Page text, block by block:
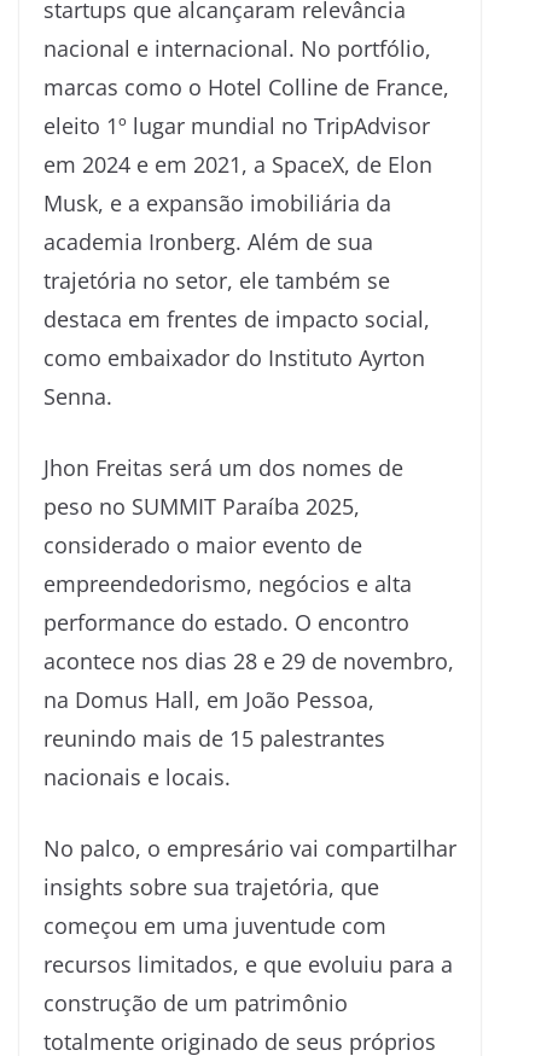
startups que alcançaram relevância
nacional e internacional. No portfólio,
marcas como o Hotel Colline de France,
eleito 1º lugar mundial no TripAdvisor
em 2024 e em 2021, a SpaceX, de Elon
Musk, e a expansão imobiliária da
academia Ironberg. Além de sua
trajetória no setor, ele também se
destaca em frentes de impacto social,
como embaixador do Instituto Ayrton
Senna.
Jhon Freitas será um dos nomes de
peso no SUMMIT Paraíba 2025,
considerado o maior evento de
empreendedorismo, negócios e alta
performance do estado. O encontro
acontece nos dias 28 e 29 de novembro,
na Domus Hall, em João Pessoa,
reunindo mais de 15 palestrantes
nacionais e locais.
No palco, o empresário vai compartilhar
insights sobre sua trajetória, que
começou em uma juventude com
recursos limitados, e que evoluiu para a
construção de um patrimônio
totalmente originado de seus próprios